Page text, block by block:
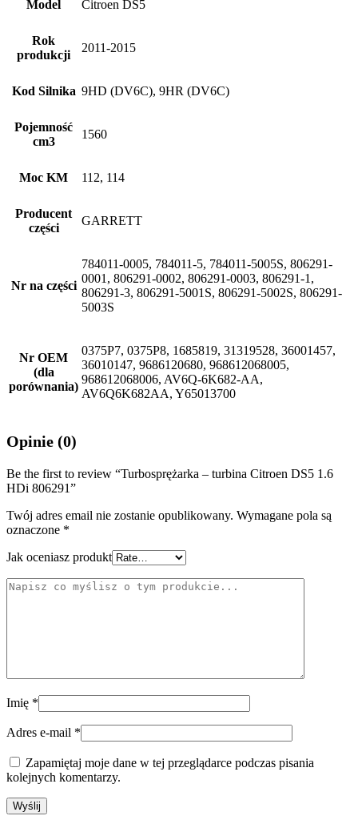
Model Citroen DS5
Rok
produkcji
2011-2015
Kod Silnika 9HD (DV6C), 9HR (DV6C)
Pojemność
cm3
1560
Moc KM 112, 114
Producent
części
GARRETT
Nr na części
784011-0005, 784011-5, 784011-5005S, 806291-
0001, 806291-0002, 806291-0003, 806291-1,
806291-3, 806291-5001S, 806291-5002S, 806291-
5003S
Nr OEM
(dla
porównania)
0375P7, 0375P8, 1685819, 31319528, 36001457,
36010147, 9686120680, 968612068005,
968612068006, AV6Q-6K682-AA,
AV6Q6K682AA, Y65013700
Opinie (0)
Be the first to review “Turbosprężarka – turbina Citroen DS5 1.6
HDi 806291”
Twój adres email nie zostanie opublikowany. Wymagane pola są
oznaczone *
Jak oceniasz produkt
Imię *
Adres e-mail *
Zapamiętaj moje dane w tej przeglądarce podczas pisania
kolejnych komentarzy.